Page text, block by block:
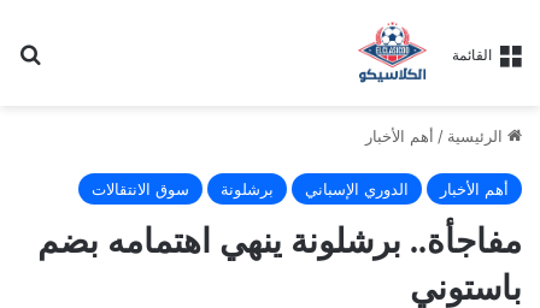
القائمة
الرئيسية / أهم الأخبار
أهم الأخبار الدوري الإسباني برشلونة سوق الانتقالات
مفاجأة.. برشلونة ينهي اهتمامه بضم
باستوني